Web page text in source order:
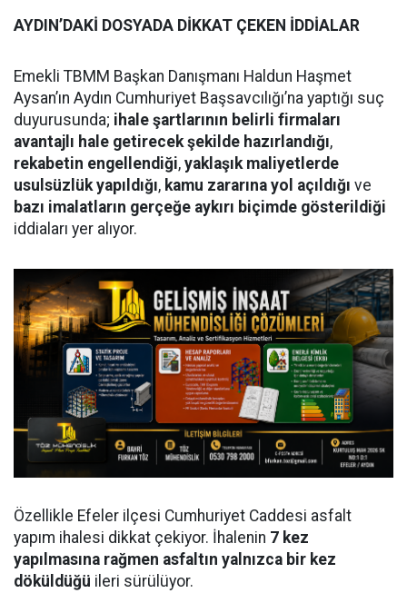
AYDIN’DAKİ DOSYADA DİKKAT ÇEKEN İDDİALAR
Emekli TBMM Başkan Danışmanı Haldun Haşmet
Aysan’ın Aydın Cumhuriyet Başsavcılığı’na yaptığı suç
duyurusunda; ihale şartlarının belirli firmaları
avantajlı hale getirecek şekilde hazırlandığı,
rekabetin engellendiği, yaklaşık maliyetlerde
usulsüzlük yapıldığı, kamu zararına yol açıldığı ve
bazı imalatların gerçeğe aykırı biçimde gösterildiği
iddiaları yer alıyor.
Özellikle Efeler ilçesi Cumhuriyet Caddesi asfalt
yapım ihalesi dikkat çekiyor. İhalenin 7 kez
yapılmasına rağmen asfaltın yalnızca bir kez
döküldüğü ileri sürülüyor.